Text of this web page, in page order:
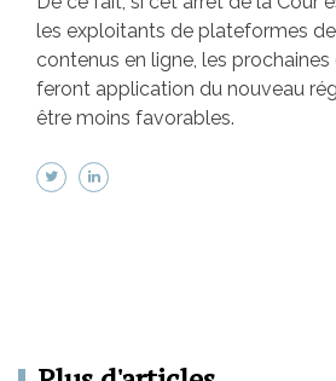
les exploitants de plateformes
contenus en ligne, les prochaines
feront application du nouveau
être moins favorables.